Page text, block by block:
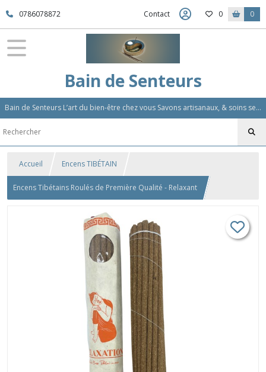
0786078872 Contact 0 0
Bain de Senteurs
Bain de Senteurs L’art du bien-être chez vous Savons artisanaux, & soins sensoriels, Aromathérapie et Parfums d'Ambiance,Soin Des Cheveux
Accueil Encens TIBÉTAIN
Encens Tibétains Roulés de Première Qualité - Relaxant